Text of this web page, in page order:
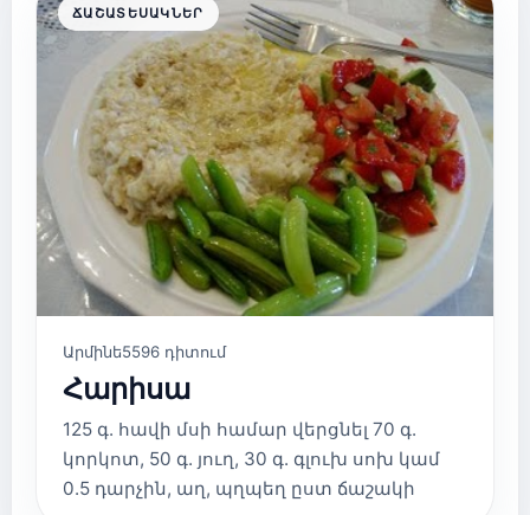
ՃԱՇԱՏԵՍԱԿՆԵՐ
Արմինե5596 դիտում
Հարիսա
125 գ. հավի մսի համար վերցնել 70 գ.
կորկոտ, 50 գ. յուղ, 30 գ. գլուխ սոխ կամ
0.5 դարչին, աղ, պղպեղ ըստ ճաշակի